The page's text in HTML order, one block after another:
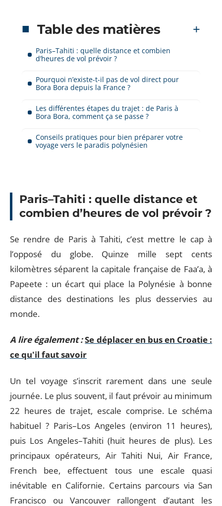
Table des matières
Paris–Tahiti : quelle distance et combien
d’heures de vol prévoir ?
Pourquoi n’existe-t-il pas de vol direct pour
Bora Bora depuis la France ?
Les différentes étapes du trajet : de Paris à
Bora Bora, comment ça se passe ?
Conseils pratiques pour bien préparer votre
voyage vers le paradis polynésien
Paris–Tahiti : quelle distance et
combien d’heures de vol prévoir ?
Se rendre de Paris à Tahiti, c’est mettre le cap à
l’opposé du globe. Quinze mille sept cents
kilomètres séparent la capitale française de Faa’a, à
Papeete : un écart qui place la Polynésie à bonne
distance des destinations les plus desservies au
monde.
A lire également :Se déplacer en bus en Croatie :
ce qu'il faut savoir
Un tel voyage s’inscrit rarement dans une seule
journée. Le plus souvent, il faut prévoir au minimum
22 heures de trajet, escale comprise. Le schéma
habituel ? Paris–Los Angeles (environ 11 heures),
puis Los Angeles–Tahiti (huit heures de plus). Les
principaux opérateurs, Air Tahiti Nui, Air France,
French bee, effectuent tous une escale quasi
inévitable en Californie. Certains parcours via San
Francisco ou Vancouver rallongent d’autant les